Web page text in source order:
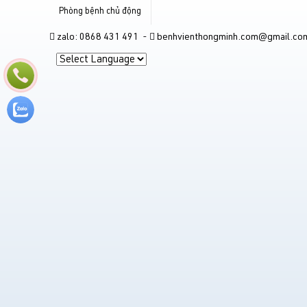
Phòng bệnh chủ động
zalo: 0868 431 491 -